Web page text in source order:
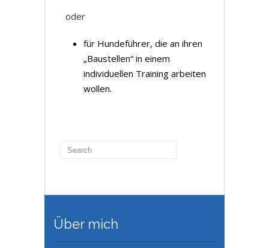
oder
für Hundeführer, die an ihren
„Baustellen“ in einem
individuellen Training arbeiten
wollen.
Über mich